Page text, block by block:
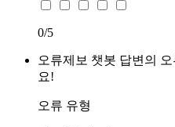
0/5
오류제보 챗봇 답변의
요!
오류 유형